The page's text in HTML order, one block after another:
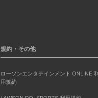
規約・その他
ローソンエンタテインメント ONLINE 利
用規約